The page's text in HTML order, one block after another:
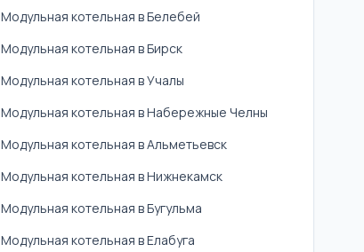
Модульная котельная в Белебей
Модульная котельная в Бирск
Модульная котельная в Учалы
Модульная котельная в Набережные Челны
Модульная котельная в Альметьевск
Модульная котельная в Нижнекамск
Модульная котельная в Бугульма
Модульная котельная в Елабуга